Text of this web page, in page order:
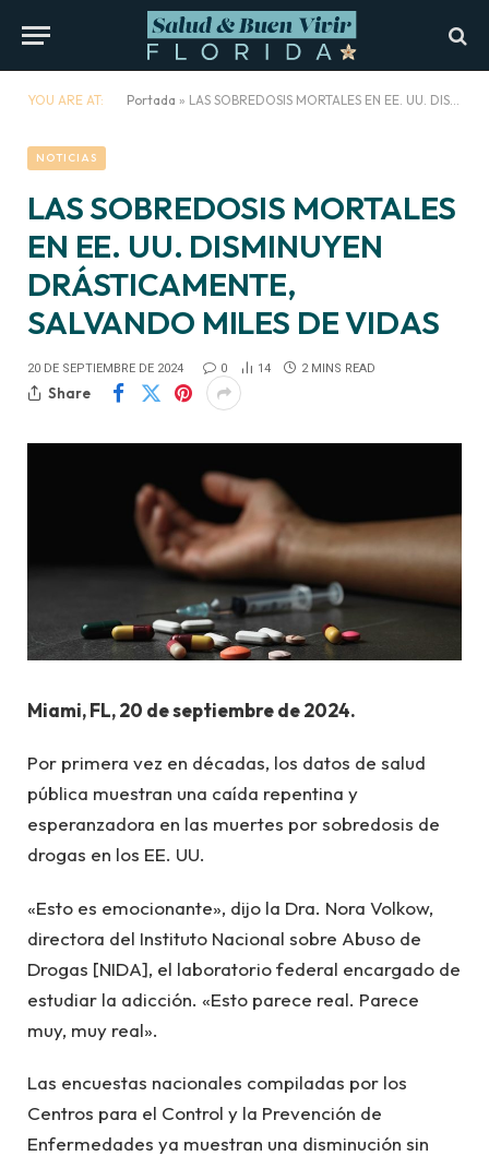
YOU ARE AT: Portada » LAS SOBREDOSIS MORTALES EN EE. UU. DISMINUYEN DRÁSTICAMENTE, SALVANDO MILES DE VIDAS
NOTICIAS
LAS SOBREDOSIS MORTALES
EN EE. UU. DISMINUYEN
DRÁSTICAMENTE,
SALVANDO MILES DE VIDAS
20 DE SEPTIEMBRE DE 2024 0 14 2 MINS READ
Share
Miami, FL, 20 de septiembre de 2024.
Por primera vez en décadas, los datos de salud
pública muestran una caída repentina y
esperanzadora en las muertes por sobredosis de
drogas en los EE. UU.
«Esto es emocionante», dijo la Dra. Nora Volkow,
directora del Instituto Nacional sobre Abuso de
Drogas [NIDA], el laboratorio federal encargado de
estudiar la adicción. «Esto parece real. Parece
muy, muy real».
Las encuestas nacionales compiladas por los
Centros para el Control y la Prevención de
Enfermedades ya muestran una disminución sin